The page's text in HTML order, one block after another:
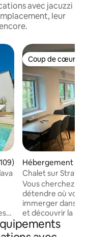
avec jacuzzi
leur
moyenne sur la
Coup de cœur
Coup de cœur
Hébergement ⋅
Chalet sur
Vous cherchez
détendre où
immerger dans la
et découvrir la
respirant? Notre
Carpates est parfait